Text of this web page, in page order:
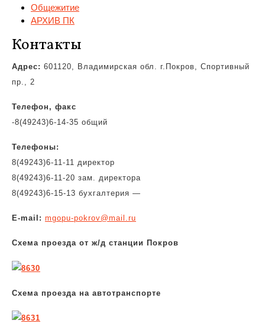
Общежитие
АРХИВ ПК
Контакты
Адрес: 601120, Владимирская обл. г.Покров, Спортивный
пр., 2
Телефон, факс
-8(49243)6-14-35 общий
Телефоны:
8(49243)6-11-11 директор
8(49243)6-11-20 зам. директора
8(49243)6-15-13 бухгалтерия —
E-mail: mgopu-pokrov@mail.ru
Схема проезда от ж/д станции Покров
Схема проезда на автотранспорте